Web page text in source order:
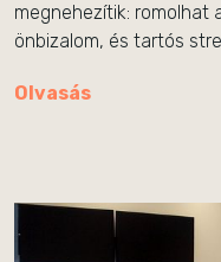
megnehezítik: romolhat
önbizalom, és tartós
Olvasás